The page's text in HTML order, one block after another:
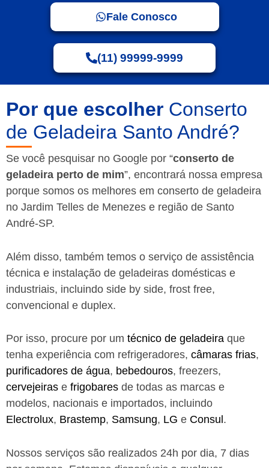
Fale Conosco
(11) 99999-9999
Por que escolher Conserto
de Geladeira Santo André?
Se você pesquisar no Google por “conserto de
geladeira perto de mim”, encontrará nossa empresa
porque somos os melhores em conserto de geladeira
no Jardim Telles de Menezes e região de Santo
André-SP.
Além disso, também temos o serviço de assistência
técnica e instalação de geladeiras domésticas e
industriais, incluindo side by side, frost free,
convencional e duplex.
Por isso, procure por um técnico de geladeira que
tenha experiência com refrigeradores, câmaras frias,
purificadores de água, bebedouros, freezers,
cervejeiras e frigobares de todas as marcas e
modelos, nacionais e importados, incluindo
Electrolux, Brastemp, Samsung, LG e Consul .
Nossos serviços são realizados 24h por dia, 7 dias